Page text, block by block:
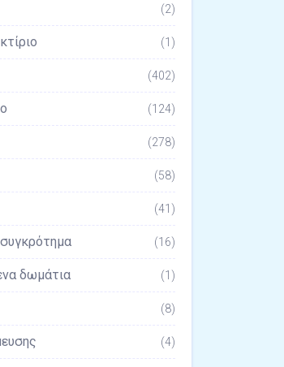
(2)
(1)
(402)
(124)
(278)
(58)
(41)
(16)
δωμάτια (1)
(8)
(4)